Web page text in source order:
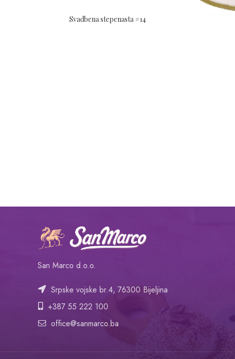
Svadbena stepenasta #14
San Marco d.o.o.
Srpske vojske br.4, 76300 Bijeljina
+387 55 222 100
office@sanmarco.ba